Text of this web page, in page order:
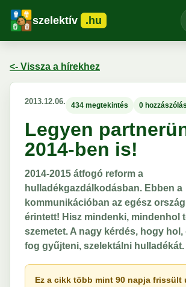
szelektív .hu
<- Vissza a hírekhez
2013.12.06. 434 megtekintés 0 hozzászólás
Legyen
2014-ben is!
2014-2015 átfogó reform a
hulladékgazdálkodásban. Ebben a
kommunikációban az egész
érintett! Hisz mindenki, mindenhol
szemetet. A nagy kérdés, hogy hol,
fog gyűjteni, szelektálni hulladékát.
Ez a cikk több mint 90 napja frissült